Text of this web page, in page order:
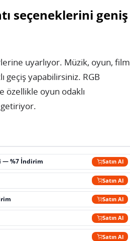
seçeneklerini geniş
uyarlıyor. Müzik, oyun, film
geçiş yapabilirsiniz. RGB
özellikle oyun odaklı
— %7 İndirim Satın Al
Satın Al
Satın Al
Satın Al
Satın Al